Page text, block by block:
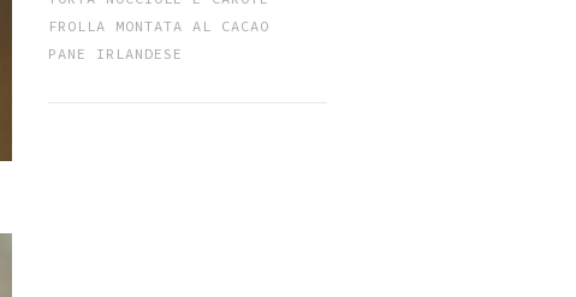
FROLLA MONTATA AL CACAO
PANE IRLANDESE